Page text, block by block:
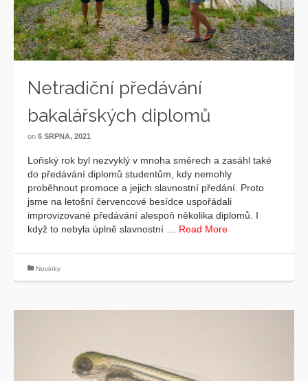
Netradiční předávání
bakalářských diplomů
on 6 SRPNA, 2021
Loňský rok byl nezvyklý v mnoha směrech a zasáhl také
do předávání diplomů studentům, kdy nemohly
proběhnout promoce a jejich slavnostní předání. Proto
jsme na letošní červencové besídce uspořádali
improvizované předávání alespoň několika diplomů. I
když to nebyla úplně slavnostní … Read More
Novinky